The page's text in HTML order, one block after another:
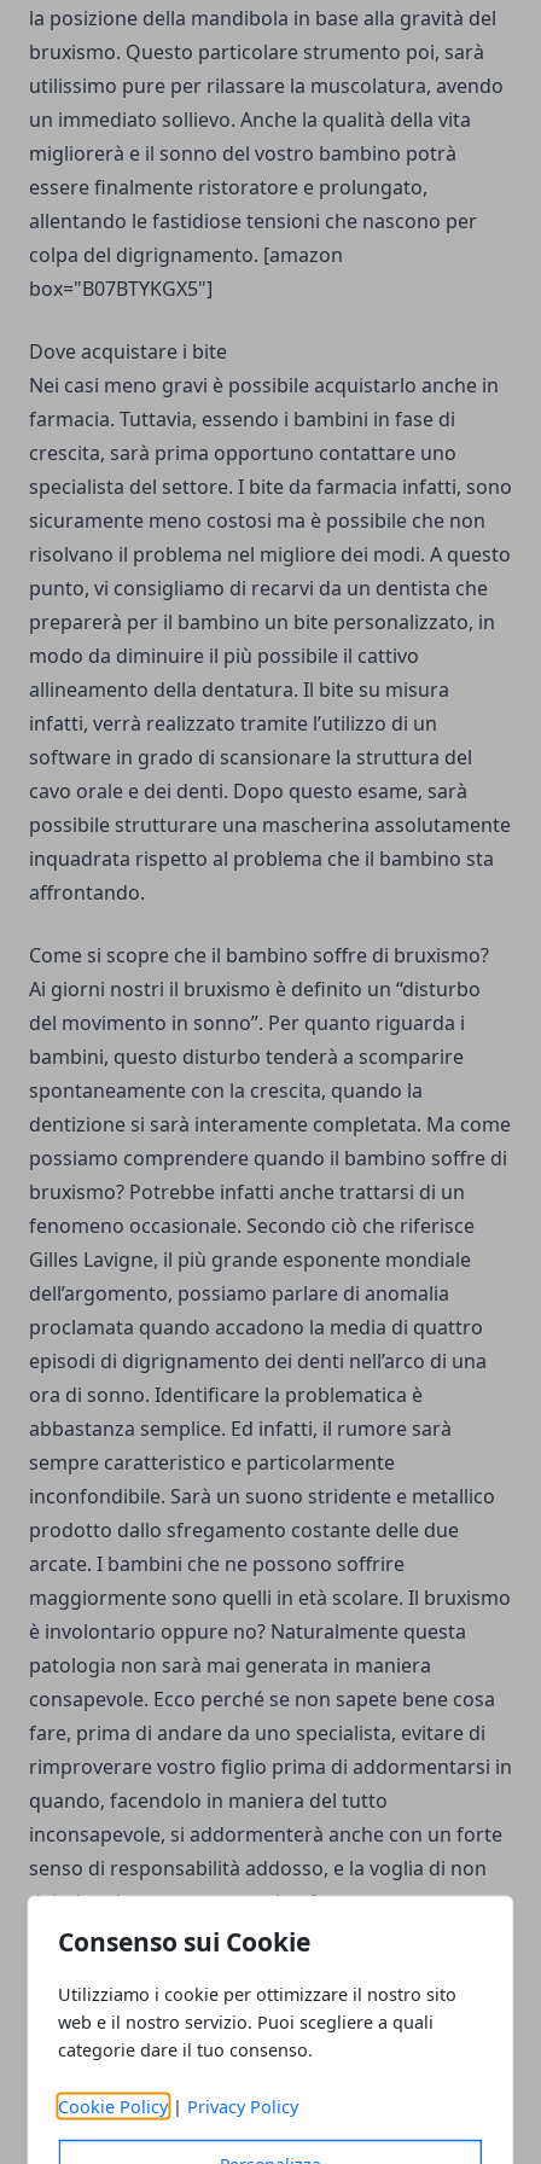
Consenso sui Cookie
Utilizziamo i cookie per ottimizzare il nostro sito
web e il nostro servizio. Puoi scegliere a quali
categorie dare il tuo consenso.
Cookie Policy | Privacy Policy
la posizione della mandibola in base alla gravità del
bruxismo. Questo particolare strumento poi, sarà
utilissimo pure per rilassare la muscolatura, avendo
un immediato sollievo. Anche la qualità della vita
migliorerà e il sonno del vostro bambino potrà
essere finalmente ristoratore e prolungato,
allentando le fastidiose tensioni che nascono per
colpa del digrignamento. [amazon
box="B07BTYKGX5"]
Dove acquistare i bite
Nei casi meno gravi è possibile acquistarlo anche in
farmacia. Tuttavia, essendo i bambini in fase di
crescita, sarà prima opportuno contattare uno
specialista del settore. I bite da farmacia infatti, sono
sicuramente meno costosi ma è possibile che non
risolvano il problema nel migliore dei modi. A questo
punto, vi consigliamo di recarvi da un dentista che
preparerà per il bambino un bite personalizzato, in
modo da diminuire il più possibile il cattivo
allineamento della dentatura. Il bite su misura
infatti, verrà realizzato tramite l’utilizzo di un
software in grado di scansionare la struttura del
cavo orale e dei denti. Dopo questo esame, sarà
possibile strutturare una mascherina assolutamente
inquadrata rispetto al problema che il bambino sta
affrontando.
Come si scopre che il bambino soffre di bruxismo?
Ai giorni nostri il bruxismo è definito un “disturbo
del movimento in sonno”. Per quanto riguarda i
bambini, questo disturbo tenderà a scomparire
spontaneamente con la crescita, quando la
dentizione si sarà interamente completata. Ma come
possiamo comprendere quando il bambino soffre di
bruxismo? Potrebbe infatti anche trattarsi di un
fenomeno occasionale. Secondo ciò che riferisce
Gilles Lavigne, il più grande esponente mondiale
dell’argomento, possiamo parlare di anomalia
proclamata quando accadono la media di quattro
episodi di digrignamento dei denti nell’arco di una
ora di sonno. Identificare la problematica è
abbastanza semplice. Ed infatti, il rumore sarà
sempre caratteristico e particolarmente
inconfondibile. Sarà un suono stridente e metallico
prodotto dallo sfregamento costante delle due
arcate. I bambini che ne possono soffrire
maggiormente sono quelli in età scolare. Il bruxismo
è involontario oppure no? Naturalmente questa
patologia non sarà mai generata in maniera
consapevole. Ecco perché se non sapete bene cosa
fare, prima di andare da uno specialista, evitare di
rimproverare vostro figlio prima di addormentarsi in
quando, facendolo in maniera del tutto
inconsapevole, si addormenterà anche con un forte
senso di responsabilità addosso, e la voglia di non
deludere le vostre aspettative. [amazon
box="B002PCOQNI"]
Quale può essere la causa del bruxismo?
Come ben sapete, non è stato possibile individuare
una causa scatenante del bruxismo. Tuttavia, si parla
di una predisposizione nel svilupparlo. Se il sonno
del bambino è particolarmente interrotto durante la